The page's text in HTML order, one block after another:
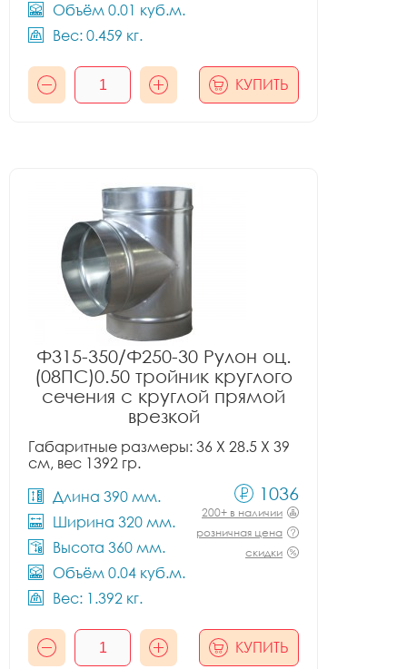
Объём 0.01 куб.м.
Вес: 0.459 кг.
КУПИТЬ
Ф315-350/Ф250-30 Рулон оц.
(08ПС)0.50 тройник круглого
сечения с круглой прямой
врезкой
Габаритные размеры: 36 X 28.5 X 39
см, вес 1392 гр.
Длина 390 мм.
Ширина 320 мм.
Высота 360 мм.
Объём 0.04 куб.м.
Вес: 1.392 кг.
1036
200+ в наличии
розничная цена
скидки
КУПИТЬ